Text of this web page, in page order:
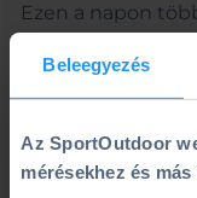
Beleegyezés
Az SportOutdoor
mérésekhez és
Ezen a napon
Felfedezhetünk
túrázhatunk de
Túra nehézsége